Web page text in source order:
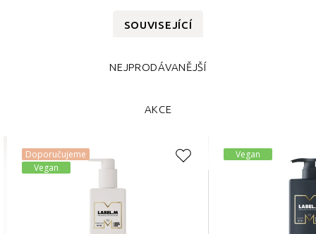
SOUVISEJÍCÍ
NEJPRODÁVANĚJŠÍ
AKCE
Doporučujeme
Vegan
Vegan